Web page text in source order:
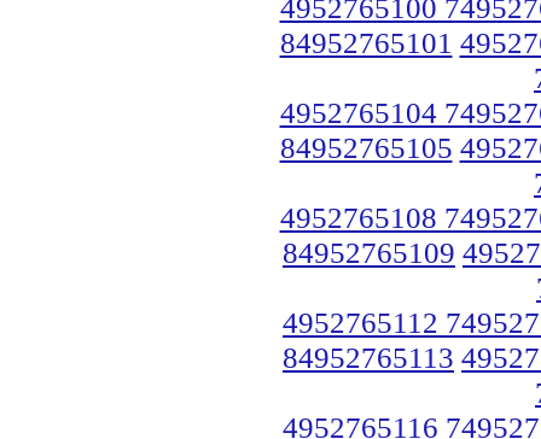
4952765100
84952765101
4952765104
84952765105
4952765108
84952765109
4952765112
84952765113
4952765116